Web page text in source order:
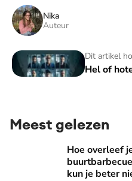
Nika
Auteur
Dit artikel
Hel of
Hel of hotel
Meest gelezen
Hoe overleef je alsHoe overleef
kun je beter